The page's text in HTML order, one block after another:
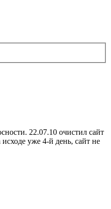
22.07.10 очистил сайт
уже 4-й день, сайт не